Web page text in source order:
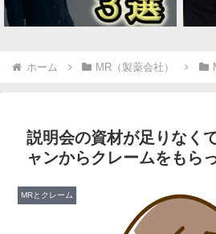
ホーム MR（製薬会社）
説明会の資材が足りなく
ャンからクレームをもら
MRとクレーム